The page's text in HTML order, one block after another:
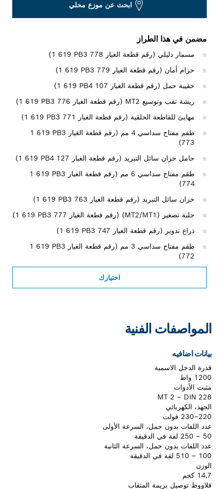
ابحث عن موزع محلي
مضمن في هذا الطراز
مسمار دليلي (رقم قطعة الغيار ‎1 619 PB3 778)
حزام أمان (رقم قطعة الغيار ‎1 619 PB3 779)
حقيبة حمل (رقم قطعة الغيار ‎1 619 PB4 107)
ريشة ثقب وتوسيع MT2 (رقم قطعة الغيار ‎1 619 PB3 776)
مهايئ للقاطعة الحلقية (رقم قطعة الغيار ‎1 619 PB3 771)
طقم مفتاح سداسي 4 مم (رقم قطعة الغيار ‎1 619 PB3
773)
حامل خزان سائل التبريد (رقم قطعة الغيار ‎1 619 PB4 127)
طقم مفتاح سداسي 6 مم (رقم قطعة الغيار ‎1 619 PB3
774)
خزان سائل التبريد (رقم قطعة الغيار ‎1 619 PB3 763)
جلبة تصغير (MT2/MT1) (رقم قطعة الغيار ‎1 619 PB3 777)
ذراع تدوير (رقم قطعة الغيار ‎1 619 PB3 747)
طقم مفتاح سداسي 3 مم (رقم قطعة الغيار ‎1 619 PB3
772)
اختيارك
المواصفات الفنية
بيانات اضافيه
قدرة الدخل الاسمية
1200 واط
مثبت الأدوات
MT 2 – DIN 228
الجهد، الكهربائي
220–230 فولت
عدد اللفات بدون حمل، السرعة الأولى
50 – 250 لفة في الدقيقة
عدد اللفات بدون حمل، السرعة الثانية
100 – 510 لفة في الدقيقة
الوزن
14,7 كجم
قلاووظ توصيل بريمة المثقاب